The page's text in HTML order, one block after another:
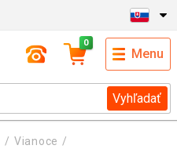
Vyhľadať
0
Menu
Vianoce